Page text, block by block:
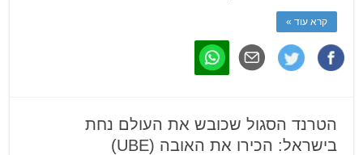
קרא עוד »
הטרנד הסגול שכובש את העולם נחת
בישראל: הכירו את האובה (UBE)